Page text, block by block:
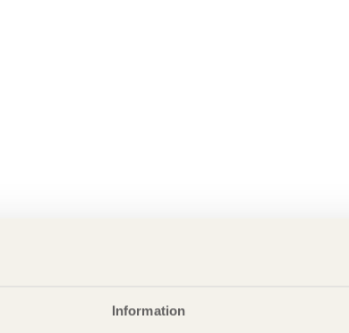
Information